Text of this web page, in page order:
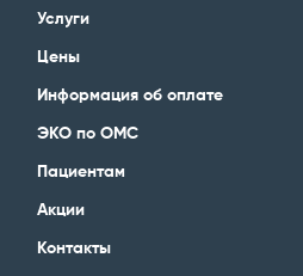
Услуги
Цены
Информация об оплате
ЭКО по ОМС
Пациентам
Акции
Контакты